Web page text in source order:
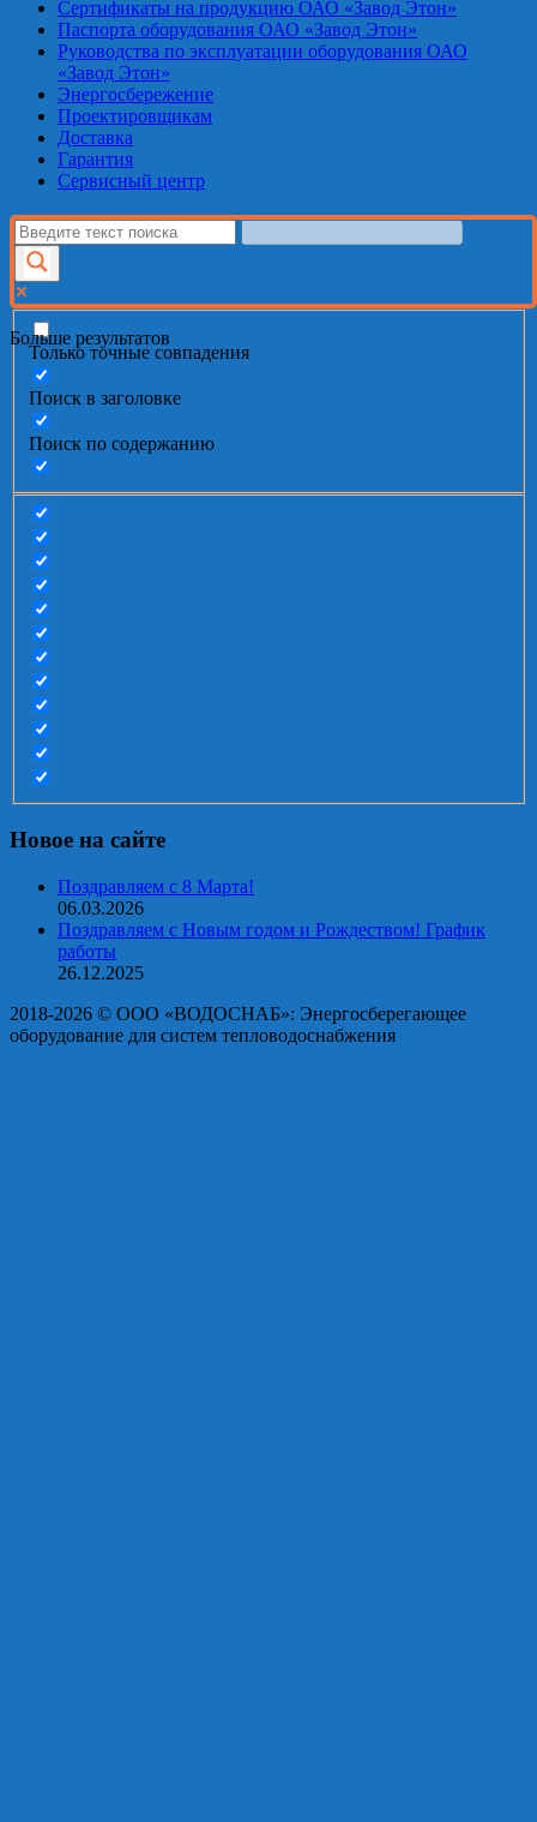
Сертификаты на продукцию ОАО «Завод Этон»
Паспорта оборудования ОАО «Завод Этон»
Руководства по эксплуатации оборудования ОАО
«Завод Этон»
Энергосбережение
Проектировщикам
Доставка
Гарантия
Сервисный центр
Больше результатов
Только точные совпадения
Поиск в заголовке
Поиск по содержанию
Новое на сайте
Поздравляем с 8 Марта!
06.03.2026
Поздравляем с Новым годом и Рождеством! График
работы
26.12.2025
2018-2026 © OOO «ВОДОСНАБ»: Энергосберегающее
оборудование для систем тепловодоснабжения